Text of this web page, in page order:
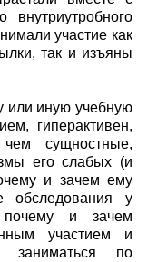
участие как
так и изъяны
или иную учебную
гиперактивен,
сущностные,
его слабых (и
и зачем ему
обследования у
почему и зачем
участием и
заниматься по